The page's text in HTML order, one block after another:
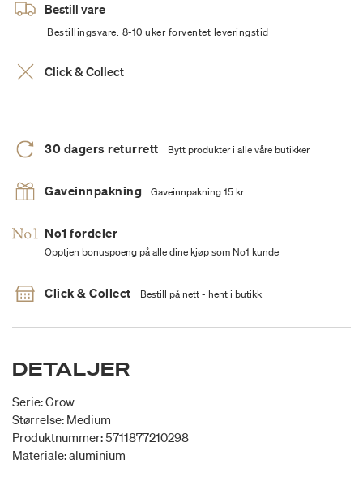
Bestill vare
Bestillingsvare: 8-10 uker forventet leveringstid
Click & Collect
30 dagers returrett Bytt produkter i alle våre butikker
Gaveinnpakning Gaveinnpakning 15 kr.
No1 fordeler
Opptjen bonuspoeng på alle dine kjøp som No1 kunde
Click & Collect Bestill på nett - hent i butikk
DETALJER
Serie: Grow
Størrelse: Medium
Produktnummer: 5711877210298
Materiale: aluminium